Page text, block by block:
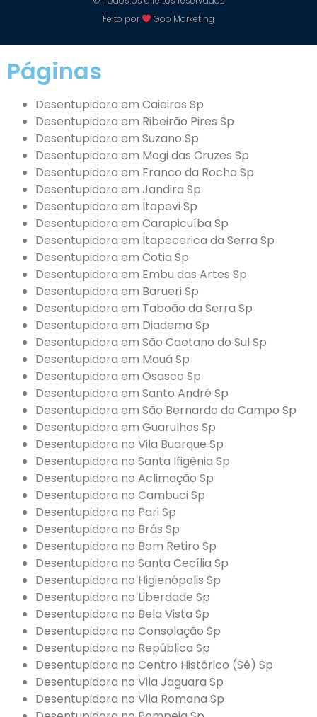
Feito por
Goo Marketing
Páginas
Desentupidora em Caieiras Sp
Desentupidora em Ribeirão Pires Sp
Desentupidora em Suzano Sp
Desentupidora em Mogi das Cruzes Sp
Desentupidora em Franco da Rocha Sp
Desentupidora em Jandira Sp
Desentupidora em Itapevi Sp
Desentupidora em Carapicuíba Sp
Desentupidora em Itapecerica da Serra Sp
Desentupidora em Cotia Sp
Desentupidora em Embu das Artes Sp
Desentupidora em Barueri Sp
Desentupidora em Taboão da Serra Sp
Desentupidora em Diadema Sp
Desentupidora em São Caetano do Sul Sp
Desentupidora em Mauá Sp
Desentupidora em Osasco Sp
Desentupidora em Santo André Sp
Desentupidora em São Bernardo do Campo Sp
Desentupidora em Guarulhos Sp
Desentupidora no Vila Buarque Sp
Desentupidora no Santa Ifigênia Sp
Desentupidora no Aclimação Sp
Desentupidora no Cambuci Sp
Desentupidora no Pari Sp
Desentupidora no Brás Sp
Desentupidora no Bom Retiro Sp
Desentupidora no Santa Cecília Sp
Desentupidora no Higienópolis Sp
Desentupidora no Liberdade Sp
Desentupidora no Bela Vista Sp
Desentupidora no Consolação Sp
Desentupidora no República Sp
Desentupidora no Centro Histórico (Sé) Sp
Desentupidora no Vila Jaguara Sp
Desentupidora no Vila Romana Sp